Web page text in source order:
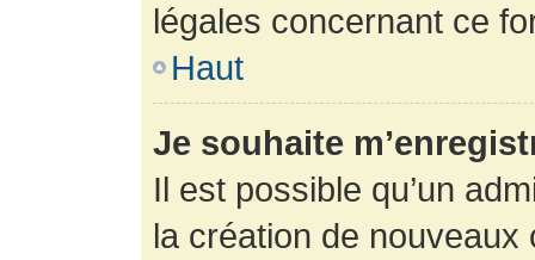
légales concernant ce
Haut
Je souhaite
Il est possible qu’un
la création de